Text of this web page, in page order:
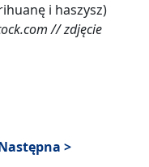
i haszysz)
// zdjęcie
>